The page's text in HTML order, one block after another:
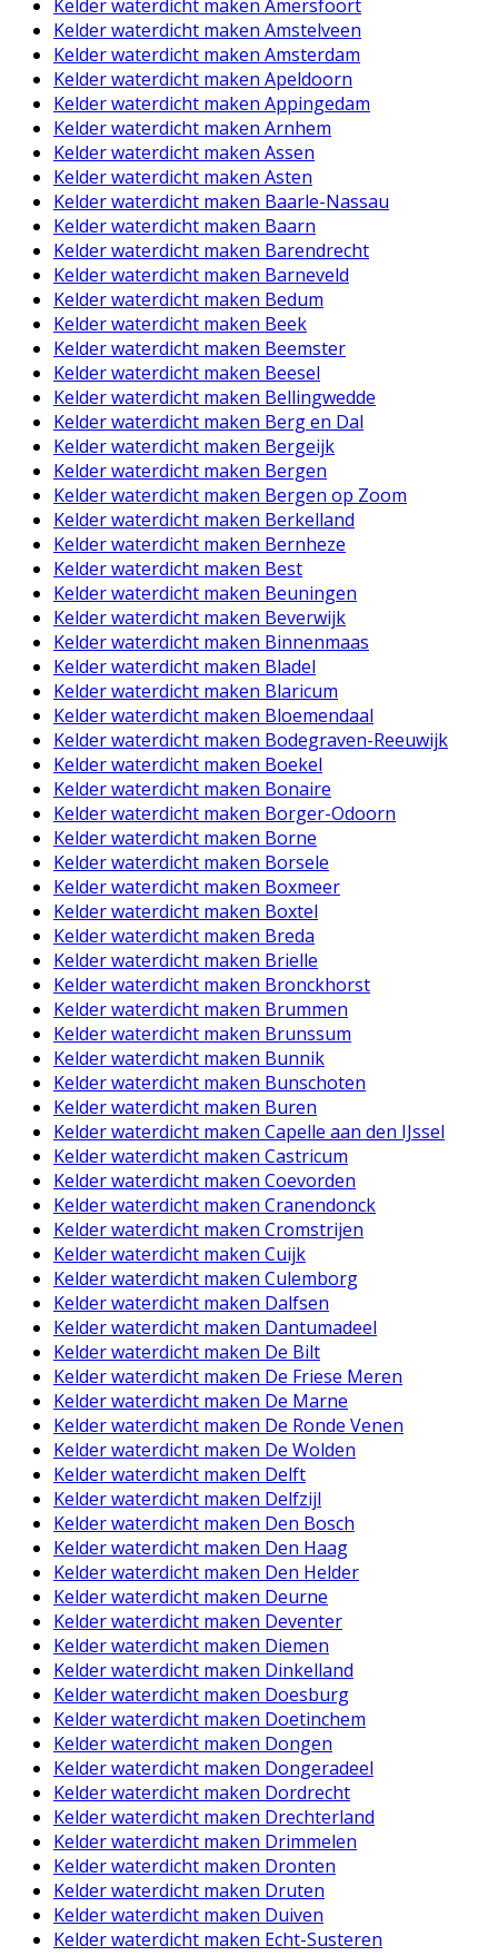
Kelder waterdicht maken Amersfoort
Kelder waterdicht maken Amstelveen
Kelder waterdicht maken Amsterdam
Kelder waterdicht maken Apeldoorn
Kelder waterdicht maken Appingedam
Kelder waterdicht maken Arnhem
Kelder waterdicht maken Assen
Kelder waterdicht maken Asten
Kelder waterdicht maken Baarle-Nassau
Kelder waterdicht maken Baarn
Kelder waterdicht maken Barendrecht
Kelder waterdicht maken Barneveld
Kelder waterdicht maken Bedum
Kelder waterdicht maken Beek
Kelder waterdicht maken Beemster
Kelder waterdicht maken Beesel
Kelder waterdicht maken Bellingwedde
Kelder waterdicht maken Berg en Dal
Kelder waterdicht maken Bergeijk
Kelder waterdicht maken Bergen
Kelder waterdicht maken Bergen op Zoom
Kelder waterdicht maken Berkelland
Kelder waterdicht maken Bernheze
Kelder waterdicht maken Best
Kelder waterdicht maken Beuningen
Kelder waterdicht maken Beverwijk
Kelder waterdicht maken Binnenmaas
Kelder waterdicht maken Bladel
Kelder waterdicht maken Blaricum
Kelder waterdicht maken Bloemendaal
Kelder waterdicht maken Bodegraven-Reeuwijk
Kelder waterdicht maken Boekel
Kelder waterdicht maken Bonaire
Kelder waterdicht maken Borger-Odoorn
Kelder waterdicht maken Borne
Kelder waterdicht maken Borsele
Kelder waterdicht maken Boxmeer
Kelder waterdicht maken Boxtel
Kelder waterdicht maken Breda
Kelder waterdicht maken Brielle
Kelder waterdicht maken Bronckhorst
Kelder waterdicht maken Brummen
Kelder waterdicht maken Brunssum
Kelder waterdicht maken Bunnik
Kelder waterdicht maken Bunschoten
Kelder waterdicht maken Buren
Kelder waterdicht maken Capelle aan den IJssel
Kelder waterdicht maken Castricum
Kelder waterdicht maken Coevorden
Kelder waterdicht maken Cranendonck
Kelder waterdicht maken Cromstrijen
Kelder waterdicht maken Cuijk
Kelder waterdicht maken Culemborg
Kelder waterdicht maken Dalfsen
Kelder waterdicht maken Dantumadeel
Kelder waterdicht maken De Bilt
Kelder waterdicht maken De Friese Meren
Kelder waterdicht maken De Marne
Kelder waterdicht maken De Ronde Venen
Kelder waterdicht maken De Wolden
Kelder waterdicht maken Delft
Kelder waterdicht maken Delfzijl
Kelder waterdicht maken Den Bosch
Kelder waterdicht maken Den Haag
Kelder waterdicht maken Den Helder
Kelder waterdicht maken Deurne
Kelder waterdicht maken Deventer
Kelder waterdicht maken Diemen
Kelder waterdicht maken Dinkelland
Kelder waterdicht maken Doesburg
Kelder waterdicht maken Doetinchem
Kelder waterdicht maken Dongen
Kelder waterdicht maken Dongeradeel
Kelder waterdicht maken Dordrecht
Kelder waterdicht maken Drechterland
Kelder waterdicht maken Drimmelen
Kelder waterdicht maken Dronten
Kelder waterdicht maken Druten
Kelder waterdicht maken Duiven
Kelder waterdicht maken Echt-Susteren